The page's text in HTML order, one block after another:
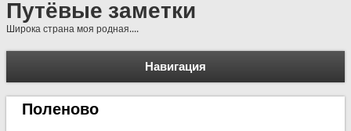
Путёвые заметки
Широка страна моя родная....
Навигация
Поленово